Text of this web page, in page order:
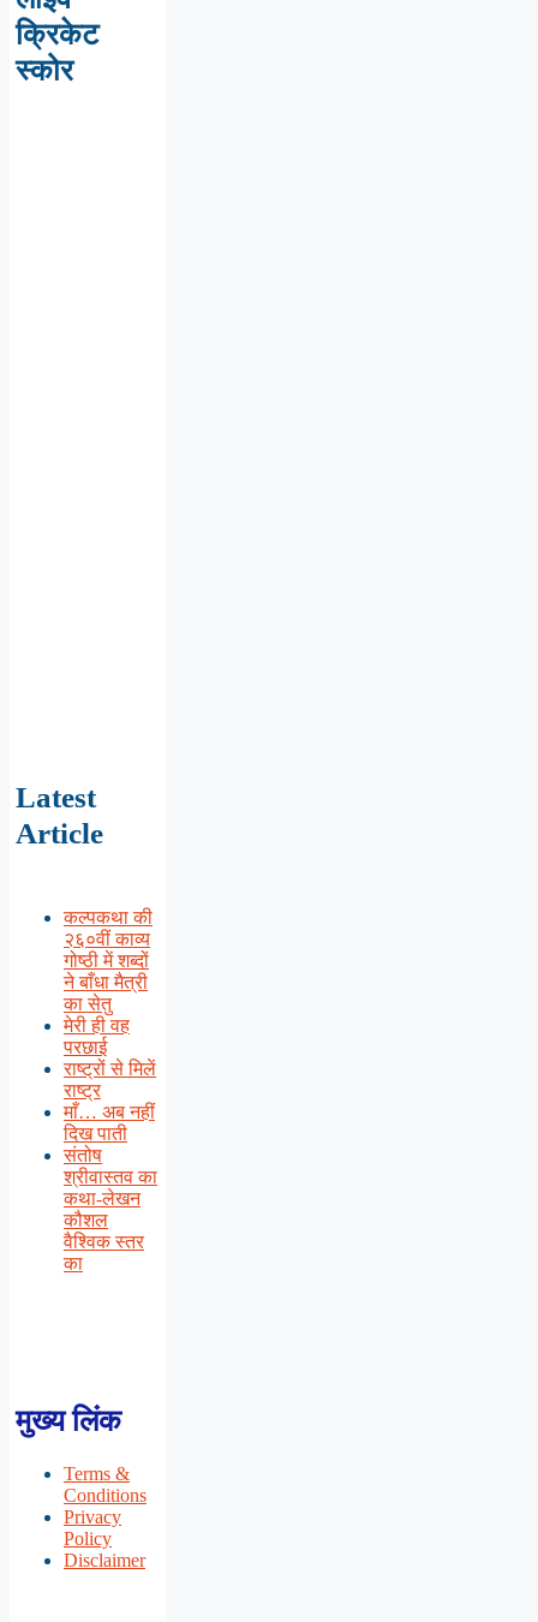
क्रिकेट
स्कोर
Latest
Article
कल्पकथा की
२६०वीं काव्य
गोष्ठी में शब्दों
ने बाँधा मैत्री
का सेतु
मेरी ही वह
परछाई
राष्ट्रों से मिलें
राष्ट्र
माँ… अब नहीं
दिख पाती
संतोष
श्रीवास्तव का
कथा-लेखन
कौशल
वैश्विक स्तर
का
मुख्य लिंक
Terms &
Conditions
Privacy
Policy
Disclaimer